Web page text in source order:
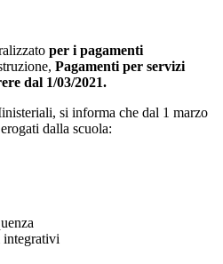
per i pagamenti
Pagamenti per servizi
dal 1/03/2021.
si informa che dal 1 marzo
dalla scuola:
integrativi